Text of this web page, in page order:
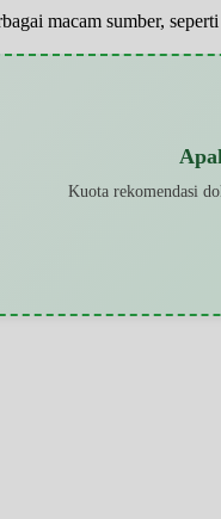
macam sumber,
Kuota rekomendasi